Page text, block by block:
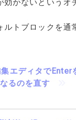
かないというオ
ルトブロックを通
エディタでEnter
るのを直す